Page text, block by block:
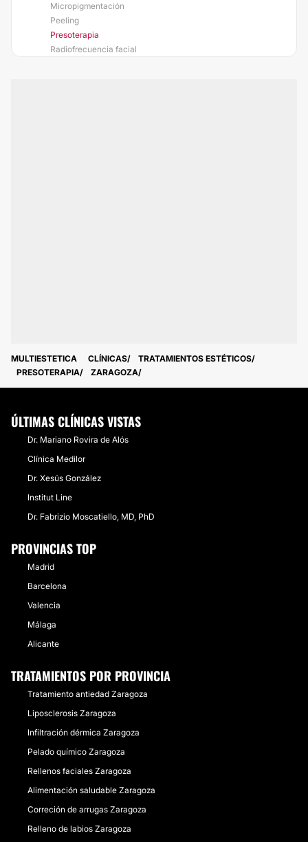
Micropigmentación
Peeling
Presoterapia
Radiofrecuencia facial
MULTIESTETICA CLÍNICAS
TRATAMIENTOS ESTÉTICOS
PRESOTERAPIA
ZARAGOZA
ÚLTIMAS CLÍNICAS VISTAS
Dr. Mariano Rovira de Alós
Clínica Medilor
Dr. Xesús González
Institut Line
Dr. Fabrizio Moscatiello, MD, PhD
PROVINCIAS TOP
Madrid
Barcelona
Valencia
Málaga
Alicante
TRATAMIENTOS POR PROVINCIA
Tratamiento antiedad Zaragoza
Liposclerosis Zaragoza
Infiltración dérmica Zaragoza
Pelado químico Zaragoza
Rellenos faciales Zaragoza
Alimentación saludable Zaragoza
Correción de arrugas Zaragoza
Relleno de labios Zaragoza